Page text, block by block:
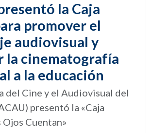
la Caja
promover el
audiovisual y
la cinematografía
a la educación
del Cine y el Audiovisual del
presentó la «Caja
Cuentan»